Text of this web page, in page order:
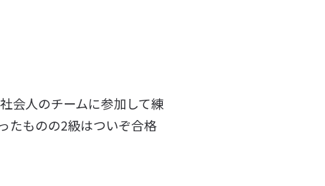
会人のチームに参加して練
たものの2級はついぞ合格